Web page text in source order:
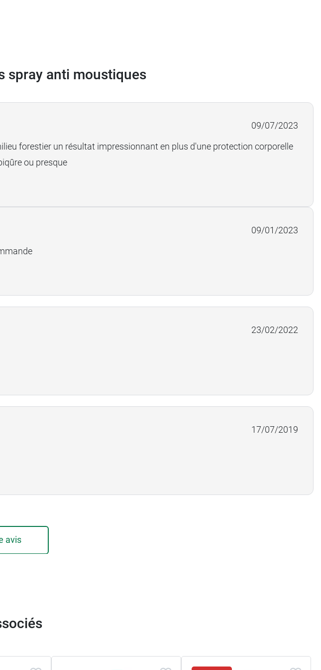
spray anti moustiques
09/07/2023
forestier un résultat impressionnant en plus d'une protection corporelle
ou presque
09/01/2023
23/02/2022
17/07/2019
avis